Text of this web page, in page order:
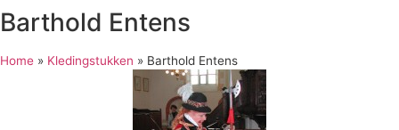
Barthold Entens
Home » Kledingstukken » Barthold Entens